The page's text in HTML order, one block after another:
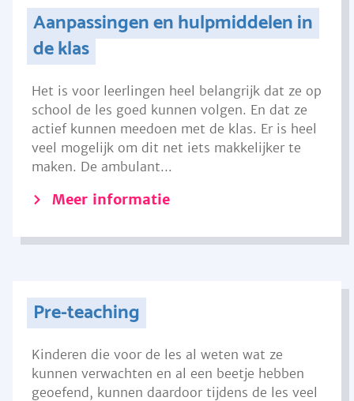
Aanpassingen en hulpmiddelen in
de klas
Het is voor leerlingen heel belangrijk dat ze op
school de les goed kunnen volgen. En dat ze
actief kunnen meedoen met de klas. Er is heel
veel mogelijk om dit net iets makkelijker te
maken. De ambulant...
Meer informatie
Pre-teaching
Kinderen die voor de les al weten wat ze
kunnen verwachten en al een beetje hebben
geoefend, kunnen daardoor tijdens de les veel